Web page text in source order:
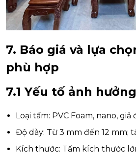
7. Báo giá và lựa
phù hợp
7.1 Yếu tố ảnh
Loại tấm: PVC Foam, nano,
Độ dày: Từ 3 mm đến 12 mm;
Kích thước: Tấm kích thước